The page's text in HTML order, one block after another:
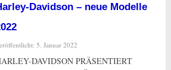
Davidson – neue Modelle
5. Januar 2022
DAVIDSON PRÄSENTIERT